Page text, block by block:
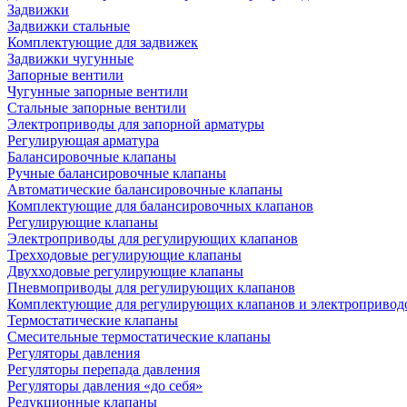
Задвижки
Задвижки стальные
Комплектующие для задвижек
Задвижки чугунные
Запорные вентили
Чугунные запорные вентили
Стальные запорные вентили
Электроприводы для запорной арматуры
Регулирующая арматура
Балансировочные клапаны
Ручные балансировочные клапаны
Автоматические балансировочные клапаны
Комплектующие для балансировочных клапанов
Регулирующие клапаны
Электроприводы для регулирующих клапанов
Трехходовые регулирующие клапаны
Двухходовые регулирующие клапаны
Пневмоприводы для регулирующих клапанов
Комплектующие для регулирующих клапанов и
Термостатические клапаны
Смесительные термостатические клапаны
Регуляторы давления
Регуляторы перепада давления
Регуляторы давления «до себя»
Редукционные клапаны